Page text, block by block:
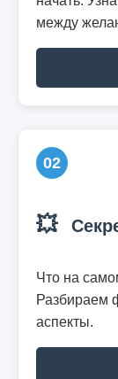
между
02
💥
Что на
Разбираем
аспекты.